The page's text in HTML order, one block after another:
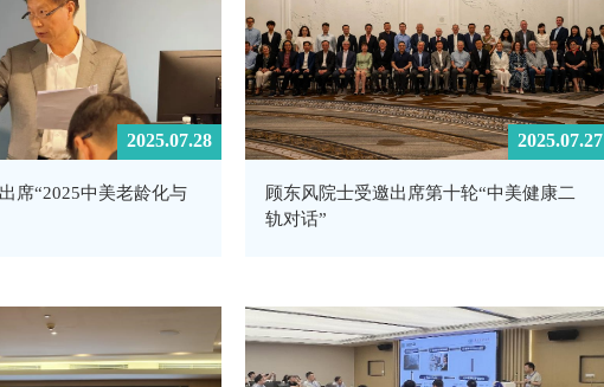
2025.07.28
席“2025中美老龄化与
2025.07.27
顾东风院士受邀出席第十轮“中美健康二
轨对话”